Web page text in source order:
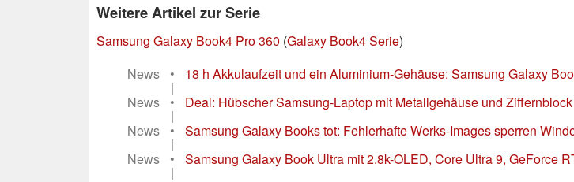
Weitere Artikel zur Serie
Samsung Galaxy Book4 Pro 360 (Galaxy Book4 Serie)
News
• 18 h Akkulaufzeit und ein Aluminium-Gehäuse: Samsung Galaxy
|
News
• Deal: Hübscher Samsung-Laptop mit Metallgehäuse und Ziffernblock
|
News
• Samsung Galaxy Books tot: Fehlerhafte Werks-Images sperren
|
News
• Samsung Galaxy Book Ultra mit 2.8k-OLED, Core Ultra 9, GeForce
|